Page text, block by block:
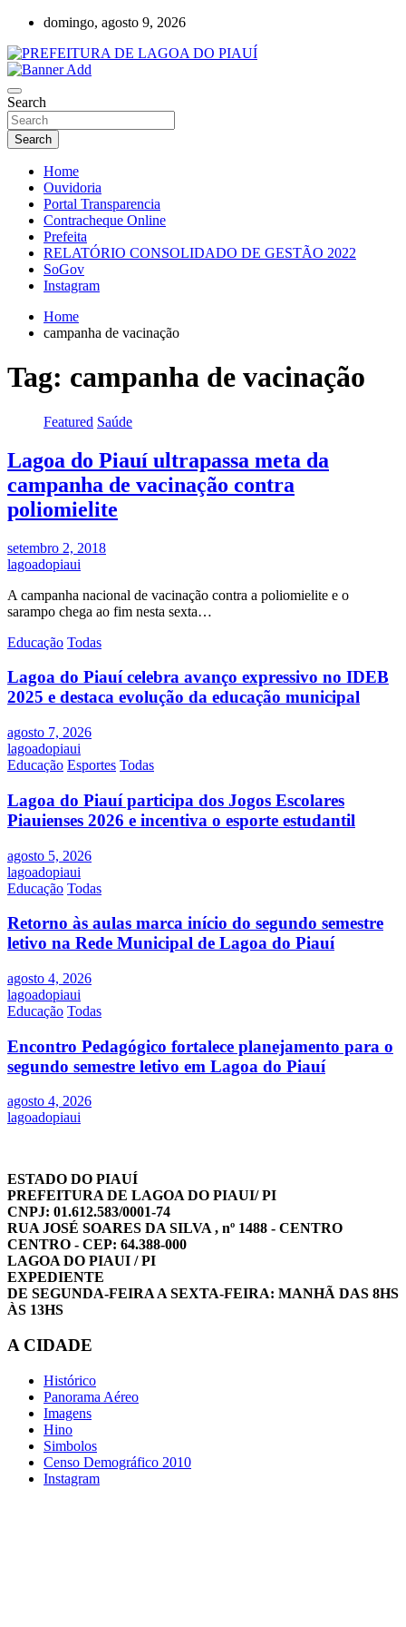
Skip
content
domingo, agosto 9, 2026
PREFEITURA DE LAGOA DO PIAUÍ
Search
Search
Home
Ouvidoria
Portal Transparencia
Contracheque Online
Prefeita
RELATÓRIO CONSOLIDADO DE GESTÃO 2022
SoGov
Instagram
Home
campanha de vacinação
Tag: campanha de vacinação
Featured Saúde
Lagoa do Piauí ultrapassa meta da
campanha de vacinação contra
poliomielite
setembro 2, 2018
lagoadopiaui
A campanha nacional de vacinação contra a poliomielite e o
sarampo chega ao fim nesta sexta…
Educação Todas
Lagoa do Piauí celebra avanço expressivo no IDEB
2025 e destaca evolução da educação municipal
agosto 7, 2026
lagoadopiaui
Educação Esportes Todas
Lagoa do Piauí participa dos Jogos Escolares
Piauienses 2026 e incentiva o esporte estudantil
agosto 5, 2026
lagoadopiaui
Educação Todas
Retorno às aulas marca início do segundo semestre
letivo na Rede Municipal de Lagoa do Piauí
agosto 4, 2026
lagoadopiaui
Educação Todas
Encontro Pedagógico fortalece planejamento para o
segundo semestre letivo em Lagoa do Piauí
agosto 4, 2026
lagoadopiaui
ESTADO DO PIAUÍ
PREFEITURA DE LAGOA DO PIAUI/ PI
CNPJ: 01.612.583/0001-74
RUA JOSÉ SOARES DA SILVA , nº 1488 - CENTRO
CENTRO - CEP: 64.388-000
LAGOA DO PIAUI / PI
EXPEDIENTE
DE SEGUNDA-FEIRA A SEXTA-FEIRA: MANHÃ DAS 8HS
ÀS 13HS
A CIDADE
Histórico
Panorama Aéreo
Imagens
Hino
Simbolos
Censo Demográfico 2010
Instagram